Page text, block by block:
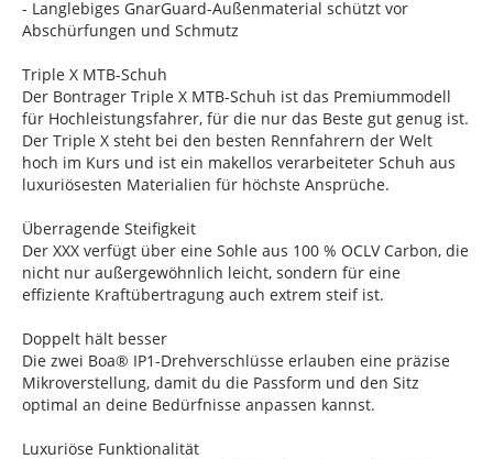
- Langlebiges GnarGuard-Außenmaterial schützt vor
Abschürfungen und Schmutz
Triple X MTB-Schuh
Der Bontrager Triple X MTB-Schuh ist das Premiummodell
für Hochleistungsfahrer, für die nur das Beste gut genug ist.
Der Triple X steht bei den besten Rennfahrern der Welt
hoch im Kurs und ist ein makellos verarbeiteter Schuh aus
luxuriösesten Materialien für höchste Ansprüche.
Überragende Steifigkeit
Der XXX verfügt über eine Sohle aus 100 % OCLV Carbon, die
nicht nur außergewöhnlich leicht, sondern für eine
effiziente Kraftübertragung auch extrem steif ist.
Doppelt hält besser
Die zwei Boa® IP1-Drehverschlüsse erlauben eine präzise
Mikroverstellung, damit du die Passform und den Sitz
optimal an deine Bedürfnisse anpassen kannst.
Luxuriöse Funktionalität